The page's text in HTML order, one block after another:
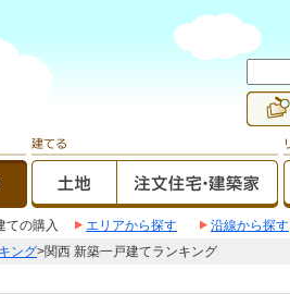
ての購入 エリアから探す 沿線から探す
ング>関西 新築一戸建てランキング